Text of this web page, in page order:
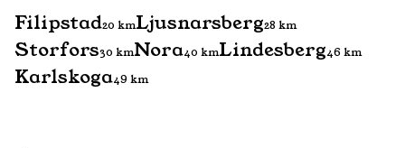
Filipstad20 kmLjusnarsberg28 km
Storfors30 kmNora40 kmLindesberg46 km
Karlskoga49 km